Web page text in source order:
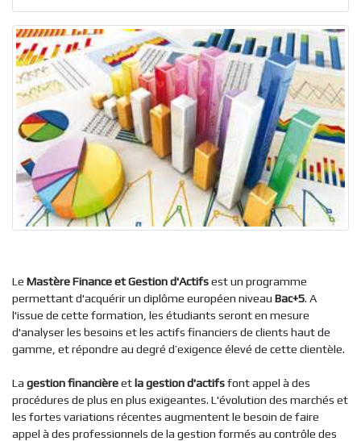
Le Mastère Finance et Gestion d'Actifsest un programme
permettant d'acquérir un diplôme européen niveau Bac+5. A
l'issue de cette formation, les étudiants seront en mesure
d'analyser les besoins et les actifs financiers de clients haut de
gamme, et répondre au degré d’exigence élevé de cette clientèle.
La gestion financièreet la gestion d'actifsfont appel à des
procédures de plus en plus exigeantes. L'évolution des marchés et
les fortes variations récentes augmentent le besoin de faire
appel à des professionnels de la gestion formés au contrôle des